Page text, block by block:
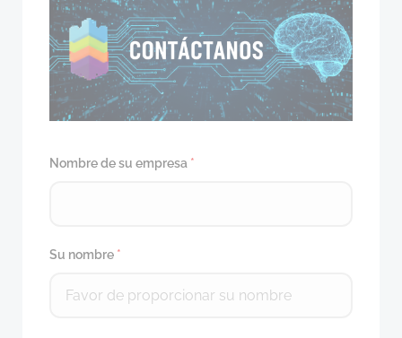
Nombre de su empresa *
Su nombre *